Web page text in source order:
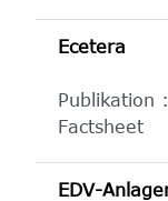
Ecetera
Publikation
Factsheet
EDV-